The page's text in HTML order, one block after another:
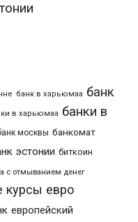
банк в харьюмаа банк
в харьюмаа банки в
москвы банкомат
эстонии биткоин
с отмыванием денег
курсы евро
европейский